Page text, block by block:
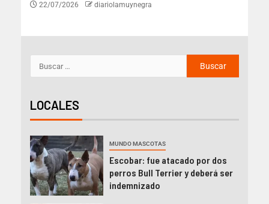
22/07/2026 diariolamuynegra
LOCALES
MUNDO MASCOTAS
Escobar: fue atacado por dos
perros Bull Terrier y deberá ser
indemnizado